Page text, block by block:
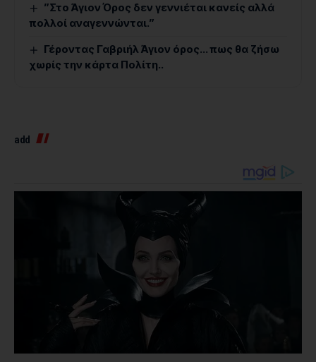
”Στο Άγιον Όρος δεν γεννιέται κανείς αλλά
πολλοί αναγεννώνται.”
Γέροντας Γαβριήλ Άγιον όρος… πως θα ζήσω
χωρίς την κάρτα Πολίτη..
add